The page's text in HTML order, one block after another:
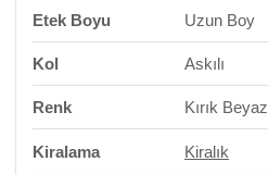
Etek Boyu Uzun Boy
Kol Askılı
Renk Kırık Beyaz
Kiralama Kiralık